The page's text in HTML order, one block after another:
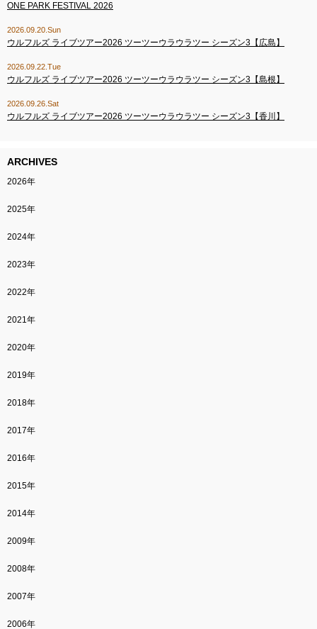
ONE PARK FESTIVAL 2026
2026.09.20.Sun
ウルフルズ ライブツアー2026 ツーツーウラウラツー シーズン3【広島】
2026.09.22.Tue
ウルフルズ ライブツアー2026 ツーツーウラウラツー シーズン3【島根】
2026.09.26.Sat
ウルフルズ ライブツアー2026 ツーツーウラウラツー シーズン3【香川】
ARCHIVES
2026年
2025年
2024年
2023年
2022年
2021年
2020年
2019年
2018年
2017年
2016年
2015年
2014年
2009年
2008年
2007年
2006年